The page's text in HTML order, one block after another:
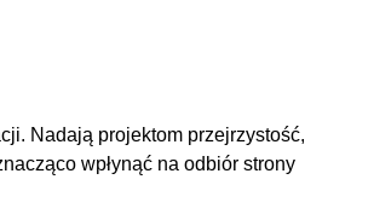
Nadają projektom przejrzystość,
wpłynąć na odbiór strony